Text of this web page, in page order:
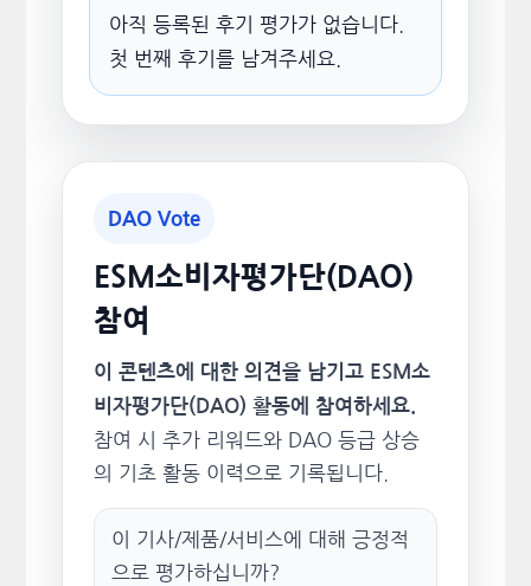
아직 등록된 후기 평가가 없습니다.
첫 번째 후기를 남겨주세요.
DAO Vote
ESM소비자평가단(DAO)
참여
이 콘텐츠에 대한 의견을 남기고 ESM소
비자평가단(DAO) 활동에 참여하세요.
참여 시 추가 리워드와 DAO 등급 상승
의 기초 활동 이력으로 기록됩니다.
이 기사/제품/서비스에 대해 긍정적
으로 평가하십니까?